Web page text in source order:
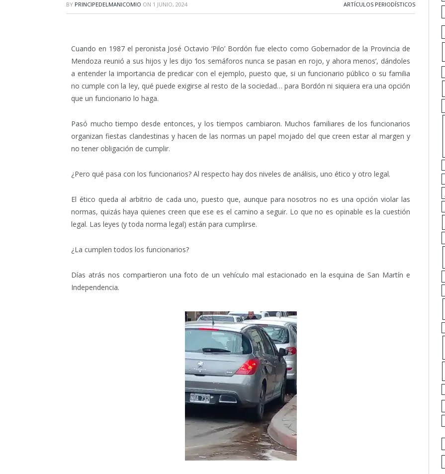
BY PRINCIPEDELMANICOMIO ON 1 JUNIO, 2024 ARTÍCULOS PERIODÍSTICOS
Cuando en 1987 el peronista José Octavio ‘Pilo’ Bordón fue electo como Gobernador de la Provincia de
Mendoza reunió a sus hijos y les dijo ‘los semáforos nunca se pasan en rojo, y ahora menos’, dándoles
a entender la importancia de predicar con el ejemplo, puesto que, si un funcionario público o su familia
no cumple con la ley, qué puede exigirse al resto de la sociedad… para Bordón ni siquiera era una opción
que un funcionario lo haga.
Pasó mucho tiempo desde entonces, y los tiempos cambiaron. Muchos familiares de los funcionarios
organizan fiestas clandestinas y hacen de las normas un papel mojado del que creen estar al margen y
no tener obligación de cumplir.
¿Pero qué pasa con los funcionarios? Al respecto hay dos niveles de análisis, uno ético y otro legal.
El ético queda al arbitrio de cada uno, puesto que, aunque para nosotros no es una opción violar las
normas, quizás haya quienes creen que ese es el camino a seguir. Lo que no es opinable es la cuestión
legal. Las leyes (y toda norma legal) están para cumplirse.
¿La cumplen todos los funcionarios?
Días atrás nos compartieron una foto de un vehículo mal estacionado en la esquina de San Martín e
Independencia.